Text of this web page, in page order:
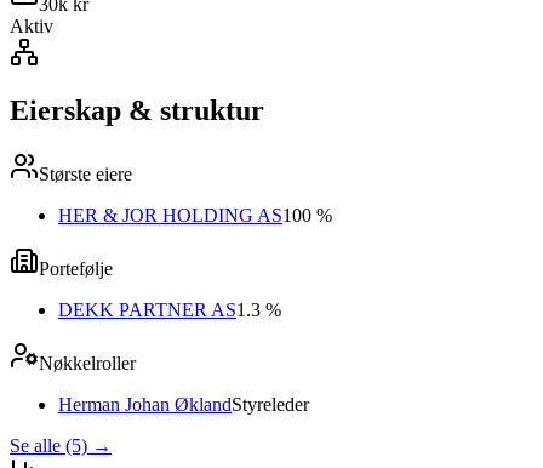
Aktiv
Eierskap & struktur
Største eiere
HER & JOR HOLDING AS100 %
Portefølje
DEKK PARTNER AS1.3 %
Nøkkelroller
Herman Johan ØklandStyreleder
Se alle (5) →